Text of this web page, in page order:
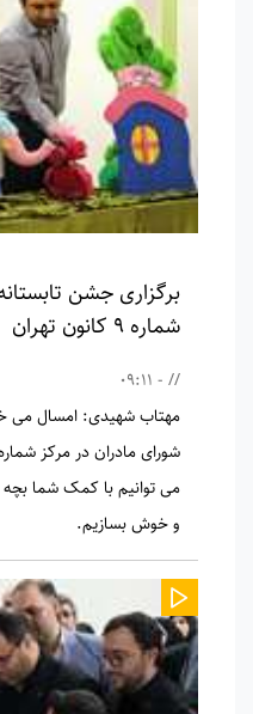
برگزاری جشن
شماره ۹ کانون تهران
// - 09:11
مهتاب شهیدی: امسال می
می توانیم با کمک شما بچه
و خوش بسازیم.